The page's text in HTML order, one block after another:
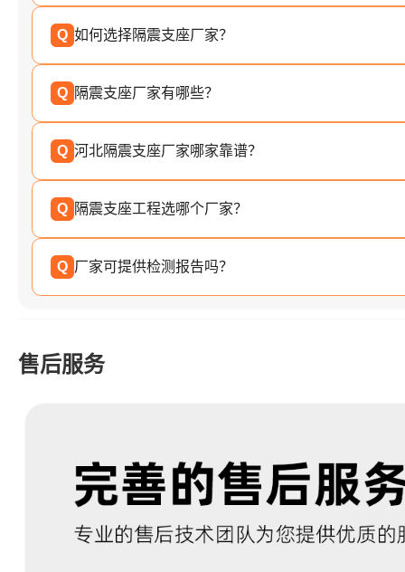
Q 如何选择隔震支座厂家？
Q 隔震支座厂家有哪些？
Q 河北隔震支座厂家哪家靠谱？
Q 隔震支座工程选哪个厂家？
Q 厂家可提供检测报告吗？
售后服务